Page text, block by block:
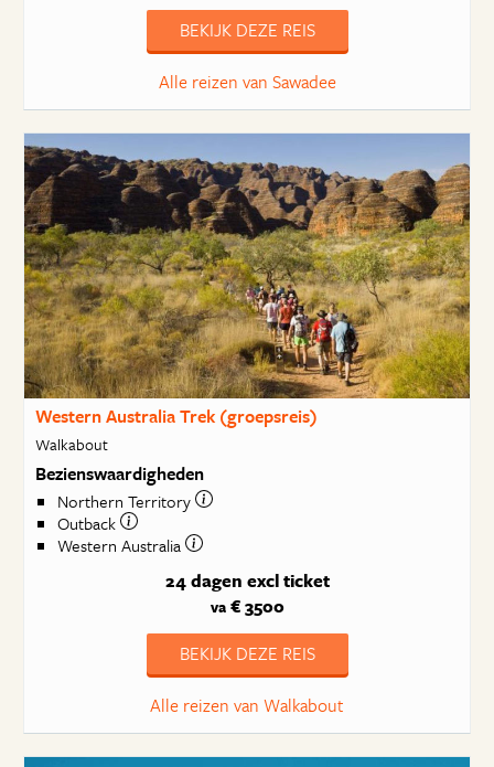
BEKIJK DEZE REIS
Alle reizen van Sawadee
Western Australia Trek (groepsreis)
Walkabout
Bezienswaardigheden
Northern Territory
Outback
Western Australia
24 dagen excl ticket
va€ 3500
BEKIJK DEZE REIS
Alle reizen van Walkabout